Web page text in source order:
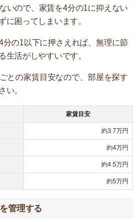
いので、家賃を4分の1に抑えない
に困ってしまいます。
分の1以下に押さえれば、無理に節
生活がしやすいです。
との家賃目安なので、部屋を探す
い。
家賃目安
約3.7万円
約4万円
約4.5万円
約5万円
管理する